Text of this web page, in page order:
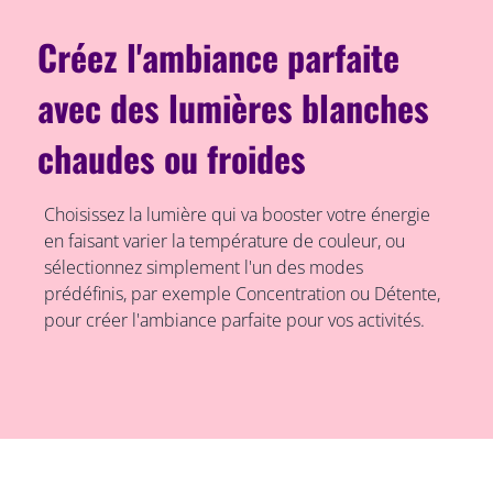
Créez l'ambiance parfaite
avec des lumières blanches
chaudes ou froides
Choisissez la lumière qui va booster votre énergie
en faisant varier la température de couleur, ou
sélectionnez simplement l'un des modes
prédéfinis, par exemple Concentration ou Détente,
pour créer l'ambiance parfaite pour vos activités.